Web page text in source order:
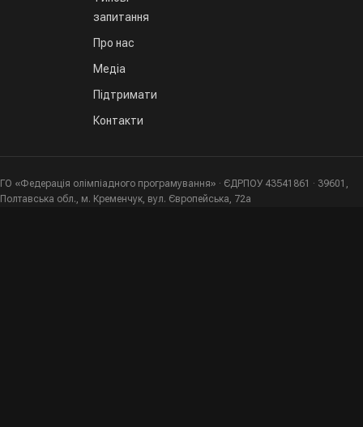
запитання
Про нас
Медіа
Підтримати
Контакти
ГО «Федерація олімпіадного програмування» · ЄДРПОУ 43541861 · 39601,
Полтавська обл., м. Кременчук, вул. Європейська, 72а